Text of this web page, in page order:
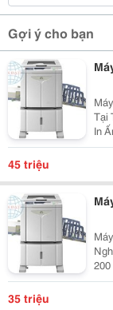
Gợi ý cho bạn
Tại Tphcm Điều Gì
In Ấn Của
Chất
45 triệu
Máy In
Nghệ Nhật. Máy
200 Bản
35 triệu